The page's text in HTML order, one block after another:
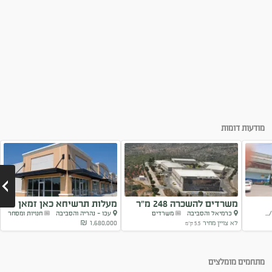
מודעות דומות
...
משרדים להשכרה 248 מ”ר
לבון
כרמיאל והסביבה
משרדים
לא צויין מחיר 5.5 ק"מ
מעלות תרשיחא כאן זמאן
עכו - נהריה והסביבה
חנויות ומסחר
1,680,000 ₪
מתחמים מומלצים